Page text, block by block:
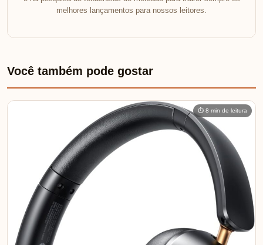
melhores lançamentos para nossos leitores.
Você também pode gostar
⏱ 8 min de leitura